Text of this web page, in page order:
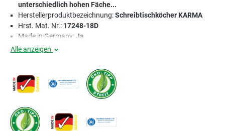
unterschiedlich hohen Fäche...
Herstellerproduktbezeichnung:Schreibtischköcher KARMA
Hrst. Mat. Nr.: 17248-18D
Made in Germany:Ja
Alle anzeigen